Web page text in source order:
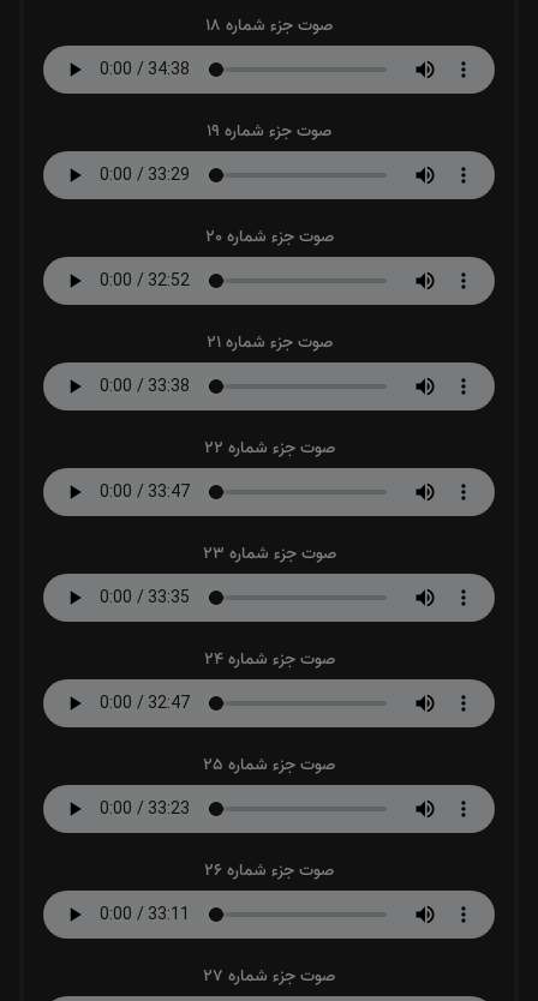
صوت جزء شماره 18
صوت جزء شماره 19
صوت جزء شماره 20
صوت جزء شماره 21
صوت جزء شماره 22
صوت جزء شماره 23
صوت جزء شماره 24
صوت جزء شماره 25
صوت جزء شماره 26
صوت جزء شماره 27